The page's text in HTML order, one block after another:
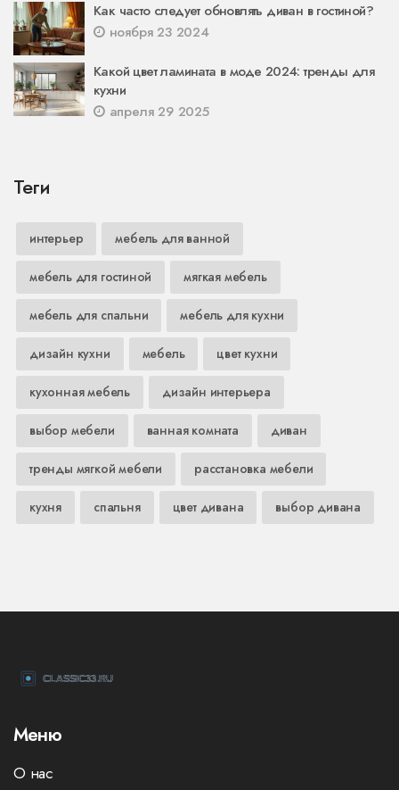
Как часто следует обновлять диван в гостиной?
ноября 23 2024
Какой цвет ламината в моде 2024: тренды для
кухни
апреля 29 2025
Теги
интерьер мебель для ванной
мебель для гостиной мягкая мебель
мебель для спальни мебель для кухни
дизайн кухни мебель цвет кухни
кухонная мебель дизайн интерьера
выбор мебели ванная комната диван
тренды мягкой мебели расстановка мебели
кухня спальня цвет дивана выбор дивана
Меню
О нас